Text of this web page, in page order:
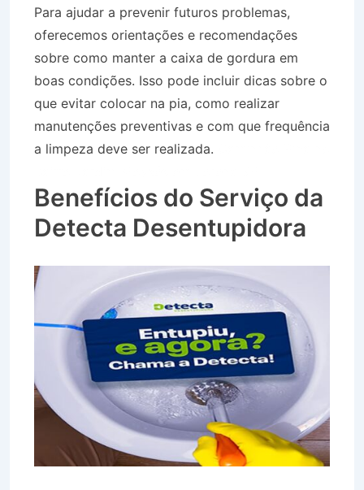
Para ajudar a prevenir futuros problemas,
oferecemos orientações e recomendações
sobre como manter a caixa de gordura em
boas condições. Isso pode incluir dicas sobre o
que evitar colocar na pia, como realizar
manutenções preventivas e com que frequência
a limpeza deve ser realizada.
Benefícios do Serviço da
Detecta Desentupidora